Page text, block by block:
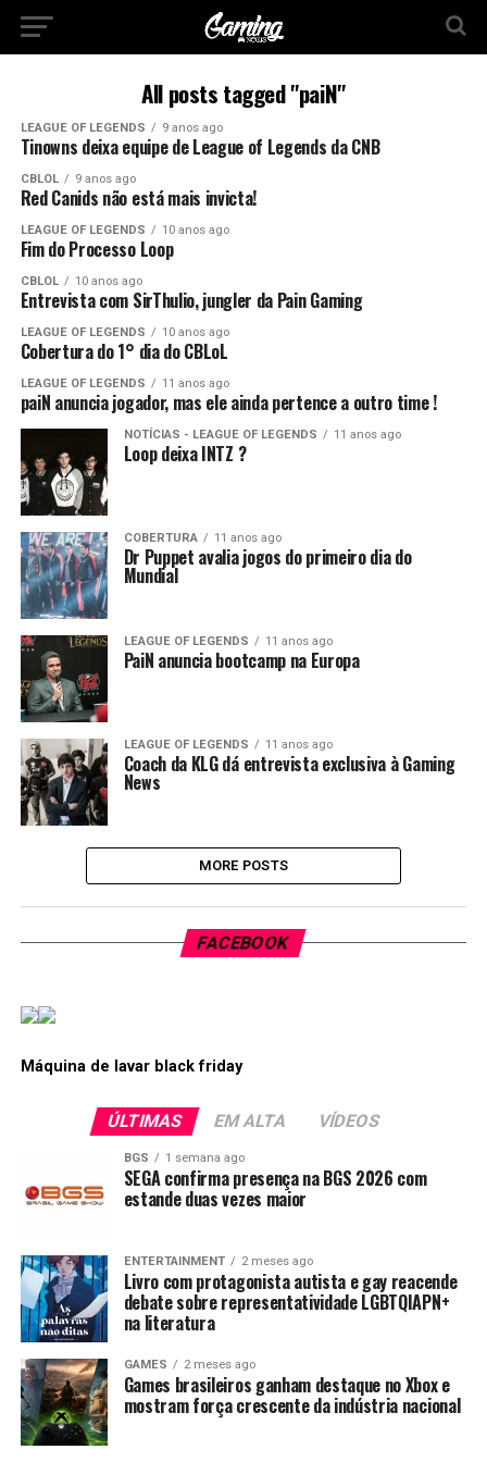
All posts tagged "paiN"
LEAGUE OF LEGENDS 9 anos ago
Tinowns deixa equipe de League of Legends da CNB
CBLOL 9 anos ago
Red Canids não está mais invicta!
LEAGUE OF LEGENDS 10 anos ago
Fim do Processo Loop
CBLOL 10 anos ago
Entrevista com SirThulio, jungler da Pain Gaming
LEAGUE OF LEGENDS 10 anos ago
Cobertura do 1° dia do CBLoL
LEAGUE OF LEGENDS 11 anos ago
paiN anuncia jogador, mas ele ainda pertence a outro time !
NOTÍCIAS - LEAGUE OF LEGENDS 11 anos ago
Loop deixa INTZ ?
COBERTURA 11 anos ago
Dr Puppet avalia jogos do primeiro dia do
Mundial
LEAGUE OF LEGENDS 11 anos ago
PaiN anuncia bootcamp na Europa
LEAGUE OF LEGENDS 11 anos ago
Coach da KLG dá entrevista exclusiva à Gaming
News
MORE POSTS
FACEBOOK
Máquina de lavar black friday
ÚLTIMAS EM ALTA VÍDEOS
BGS 1 semana ago
SEGA confirma presença na BGS 2026 com
estande duas vezes maior
ENTERTAINMENT 2 meses ago
Livro com protagonista autista e gay reacende
debate sobre representatividade LGBTQIAPN+
na literatura
GAMES 2 meses ago
Games brasileiros ganham destaque no Xbox e
mostram força crescente da indústria nacional